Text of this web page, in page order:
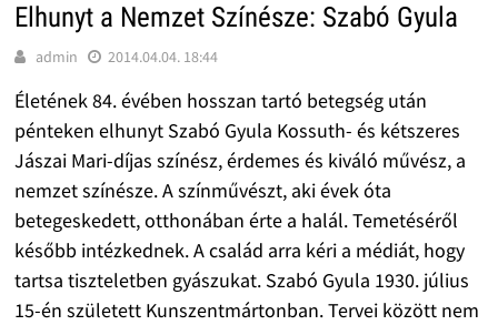
Elhunyt a Nemzet Színésze: Szabó Gyula
admin 2014.04.04. 18:44
Életének 84. évében hosszan tartó betegség után
pénteken elhunyt Szabó Gyula Kossuth- és kétszeres
Jászai Mari-díjas színész, érdemes és kiváló művész, a
nemzet színésze. A színművészt, aki évek óta
betegeskedett, otthonában érte a halál. Temetéséről
később intézkednek. A család arra kéri a médiát, hogy
tartsa tiszteletben gyászukat. Szabó Gyula 1930. július
15-én született Kunszentmártonban. Tervei között nem